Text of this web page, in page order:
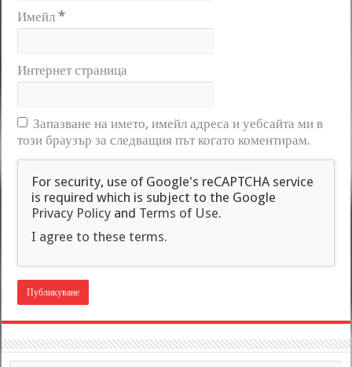
Имейл*
Интернет страница
Запазване на името, имейл адреса и уебсайта ми в
този браузър за следващия път когато коментирам.
For security, use of Google's reCAPTCHA service
is required which is subject to the Google
Privacy Policy and Terms of Use.
I agree to these terms.